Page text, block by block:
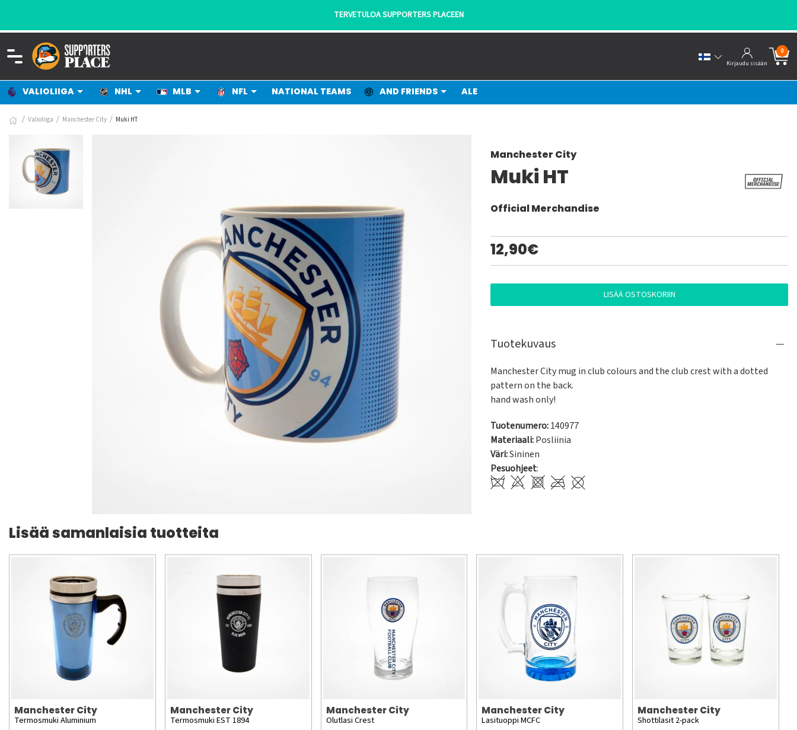
Kirjaudu sisään
0
VALIOLIIGA NHL MLB NFL NATIONAL TEAMS AND FRIENDS ALE
Valioliiga Manchester City Muki HT
Manchester City
Muki HT
Official Merchandise
12,90€
LISÄÄ OSTOSKORIIN
Tuotekuvaus
Manchester City mug in club colours and the club crest with a dotted
pattern on the back.
hand wash only!
Tuotenumero:140977
Materiaali:Posliinia
Väri:Sininen
Pesuohjeet:
Lisää samanlaisia tuotteita
Manchester City
Termosmuki Aluminium
Manchester City
Termosmuki EST 1894
Manchester City
Olutlasi Crest
Manchester City
Lasituoppi MCFC
Manchester City
Shottilasit 2-pack